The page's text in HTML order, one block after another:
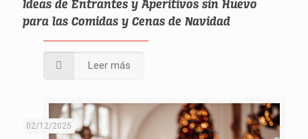
Ideas de Entrantes y Aperitivos sin Huevo
para las Comidas y Cenas de Navidad
Leer más
02/12/2025